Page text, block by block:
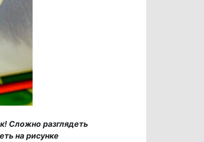
Сложно разглядеть
на рисунке